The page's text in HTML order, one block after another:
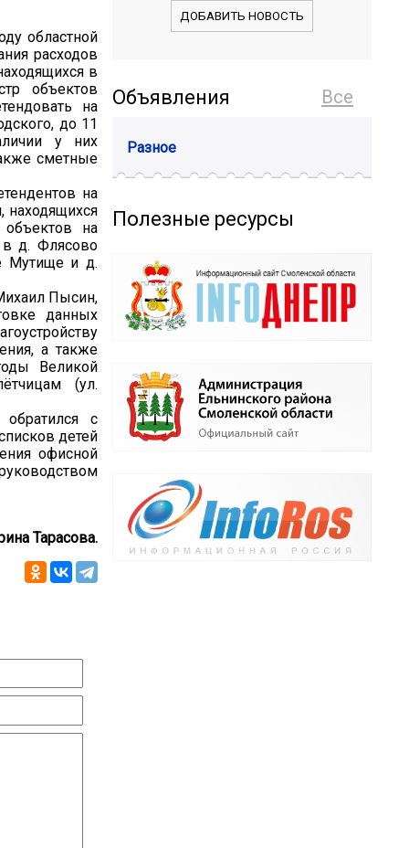
областной
расходов
в
объектов
на
до 11
у них
сметные
на
находящихся
на
в д. Флясово
Мутище и д.
Пысин,
данных
а также
Великой
(ул.
с
детей
офисной
Тарасова.
ДОБАВИТЬ НОВОСТЬ
Все
Объявления
Разное
Полезные ресурсы